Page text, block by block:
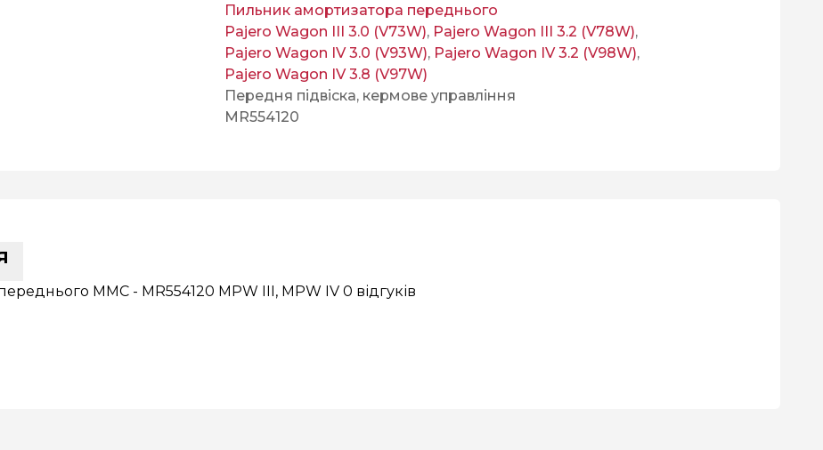
Пильник амортизатора переднього
Pajero Wagon III 3.0 (V73W), Pajero Wagon III 3.2 (V78W),
Pajero Wagon IV 3.0 (V93W), Pajero Wagon IV 3.2 (V98W),
Pajero Wagon IV 3.8 (V97W)
Передня підвіска, кермове управління
MR554120
MMC - MR554120 MPW III, MPW IV 0 відгуків